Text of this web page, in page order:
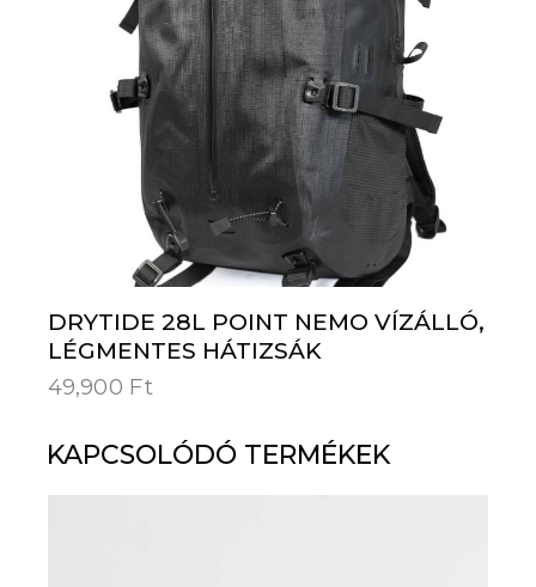
DRYTIDE 28L POINT NEMO VÍZÁLLÓ,
LÉGMENTES HÁTIZSÁK
49,900 Ft
KAPCSOLÓDÓ TERMÉKEK